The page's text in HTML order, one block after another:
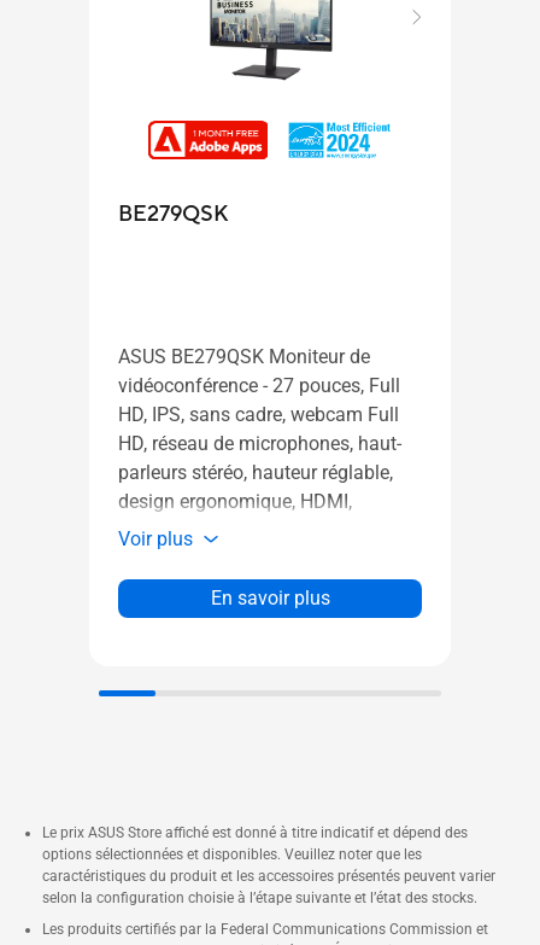
BE279QSK
ASUS BE279QSK Moniteur de
vidéoconférence - 27 pouces, Full
HD, IPS, sans cadre, webcam Full
HD, réseau de microphones, haut-
parleurs stéréo, hauteur réglable,
design ergonomique, HDMI,
protection des yeux, faible lumière
possible
Voir plus
En savoir plus
Le prix ASUS Store affiché est donné à titre indicatif et dépend des
options sélectionnées et disponibles. Veuillez noter que les
caractéristiques du produit et les accessoires présentés peuvent varier
selon la configuration choisie à l’étape suivante et l’état des stocks.
Les produits certifiés par la Federal Communications Commission et